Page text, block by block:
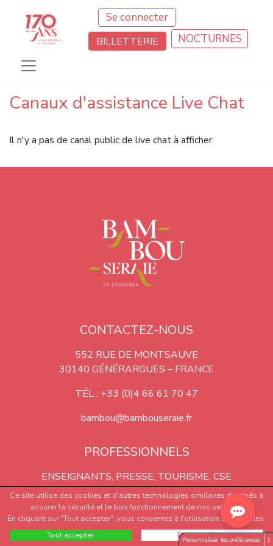
Se connecter
BILLETTERIE NOCTURNES
Canaux d'assistance Live Chat
Il n'y a pas de canal public de live chat à afficher.
Ce site utilise des cookies et d'autres technologies similaires destinés à
assurer la sécurité et le bon fonctionnement de nos services.
En cliquant sur "Tout accepter", vous consentez à l'utilisation des cookies.
Tout accepter
Personnaliser
Personnaliser les préférences 3
CONTACTEZ-NOUS
552 RUE DE MONTSAUVE
30140 GÉNÉRARGUES – FRANCE
TÉL : +33 (0)4 66 61 70 47
bambou@bambouseraie.fr
PROFESSIONNELS
ENSEIGNANTS, PRESSE, TOURISME, CSE
CONTACTEZ-NOUS
PLAN DU SITE